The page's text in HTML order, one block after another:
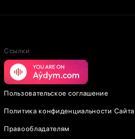
Ссылки
Пользовательское соглашение
Политика конфиденциальности Сайта
Правообладателям